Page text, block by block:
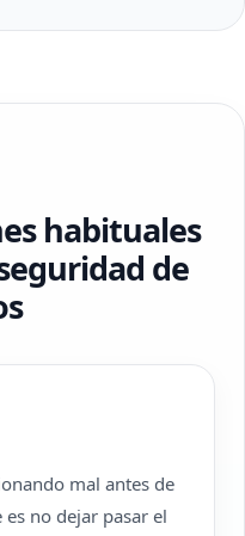
habituales
de
mal antes de
no dejar pasar el